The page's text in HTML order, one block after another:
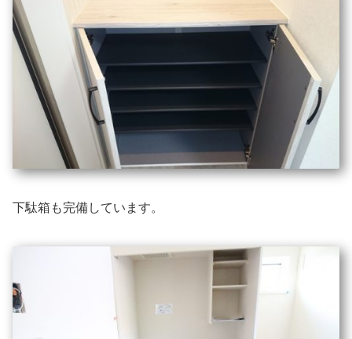
下駄箱も完備しています。